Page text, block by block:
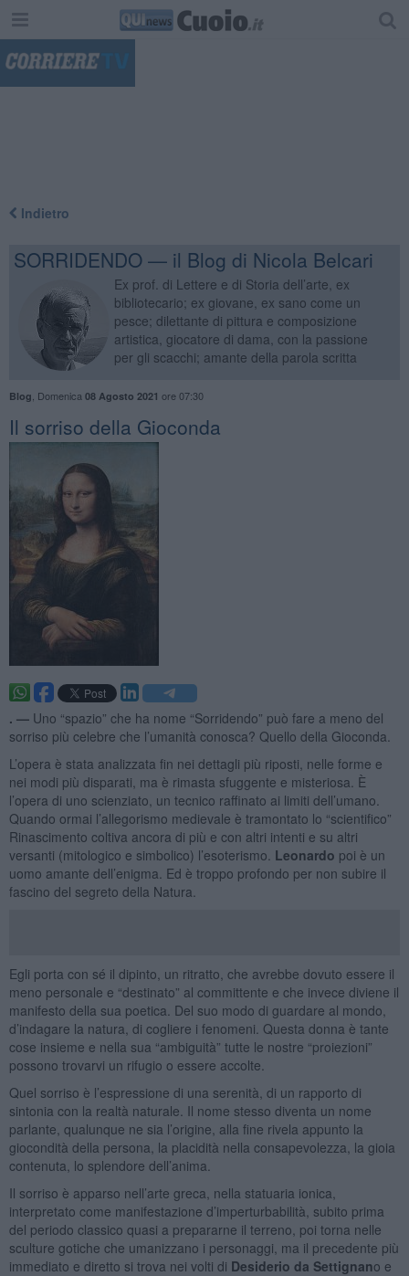
Indietro
SORRIDENDO — il Blog di Nicola Belcari
Ex prof. di Lettere e di Storia dell’arte, ex
bibliotecario; ex giovane, ex sano come un
pesce; dilettante di pittura e composizione
artistica, giocatore di dama, con la passione
per gli scacchi; amante della parola scritta
Blog Domenica 08 Agosto 2021 ore 07:30
Il sorriso della Gioconda
. — Uno “spazio” che ha nome “Sorridendo” può fare a meno del
sorriso più celebre che l’umanità conosca? Quello della Gioconda.
L’opera è stata analizzata fin nei dettagli più riposti, nelle forme e
nei modi più disparati, ma è rimasta sfuggente e misteriosa. È
l’opera di uno scienziato, un tecnico raffinato ai limiti dell’umano.
Quando ormai l’allegorismo medievale è tramontato lo “scientifico”
Rinascimento coltiva ancora di più e con altri intenti e su altri
versanti (mitologico e simbolico) l’esoterismo. Leonardo poi è un
uomo amante dell’enigma. Ed è troppo profondo per non subire il
fascino del segreto della Natura.
Egli porta con sé il dipinto, un ritratto, che avrebbe dovuto essere il
meno personale e “destinato” al committente e che invece diviene il
manifesto della sua poetica. Del suo modo di guardare al mondo,
d’indagare la natura, di cogliere i fenomeni. Questa donna è tante
cose insieme e nella sua “ambiguità” tutte le nostre “proiezioni”
possono trovarvi un rifugio o essere accolte.
Quel sorriso è l’espressione di una serenità, di un rapporto di
sintonia con la realtà naturale. Il nome stesso diventa un nome
parlante, qualunque ne sia l’origine, alla fine rivela appunto la
giocondità della persona, la placidità nella consapevolezza, la gioia
contenuta, lo splendore dell’anima.
Il sorriso è apparso nell’arte greca, nella statuaria ionica,
interpretato come manifestazione d’imperturbabilità, subito prima
del periodo classico quasi a prepararne il terreno, poi torna nelle
sculture gotiche che umanizzano i personaggi, ma il precedente più
immediato e diretto si trova nei volti di Desiderio da Settignano e